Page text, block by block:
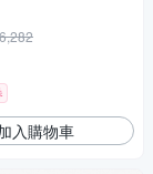
入購物車